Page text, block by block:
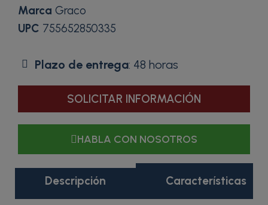
Marca Graco
UPC 755652850335
Plazo de entrega: 48 horas
SOLICITAR INFORMACIÓN
HABLA CON NOSOTROS
Descripción Características